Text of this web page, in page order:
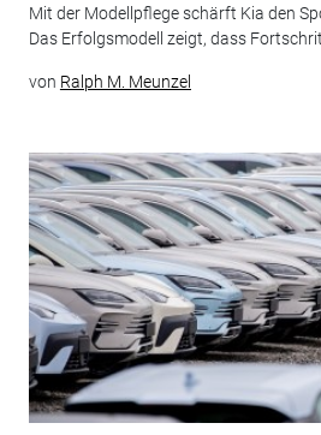
Mit der Modellpflege schärft Kia den
Das Erfolgsmodell zeigt, dass
von Ralph M. Meunzel